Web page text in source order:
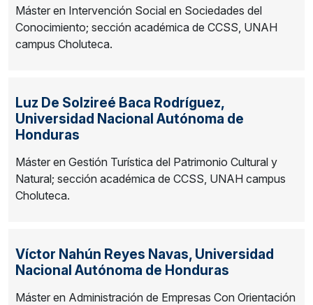
Máster en Intervención Social en Sociedades del
Conocimiento; sección académica de CCSS, UNAH
campus Choluteca.
Luz De Solzireé Baca Rodríguez,
Universidad Nacional Autónoma de
Honduras
Máster en Gestión Turística del Patrimonio Cultural y
Natural; sección académica de CCSS, UNAH campus
Choluteca.
Víctor Nahún Reyes Navas, Universidad
Nacional Autónoma de Honduras
Máster en Administración de Empresas Con Orientación